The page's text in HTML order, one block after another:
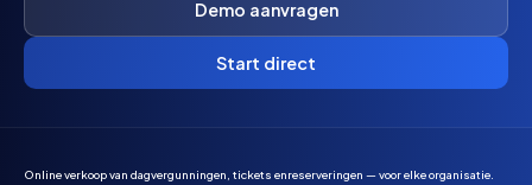
Demo aanvragen
Start direct
Online verkoop van dagvergunningen, tickets enreserveringen — voor elke organisatie.